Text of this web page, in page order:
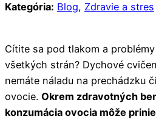
Kategória: Blog, Zdravie a stres
Cítite sa pod tlakom a
všetkých strán? Dychové
nemáte náladu na prechádzku
ovocie. Okrem zdravotných
konzumácia ovocia môže